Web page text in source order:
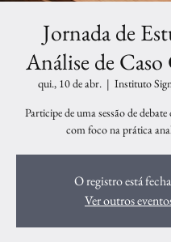
Jornada de
Análise de
qui., 10 de abr.
  |
Instituto
Participe de uma sessão de
com foco na prática
O registro está
Ver outros